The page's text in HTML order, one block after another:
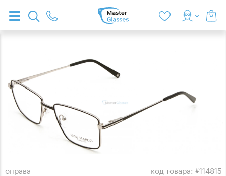
оправа код товара: #114815